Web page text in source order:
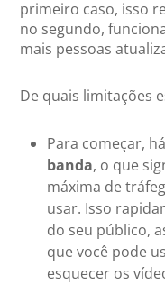
primeiro caso, isso
no segundo,
mais pessoas
De quais limitações
Para começar,
banda, o que
máxima de
usar. Isso
do seu público,
que você pode
esquecer os